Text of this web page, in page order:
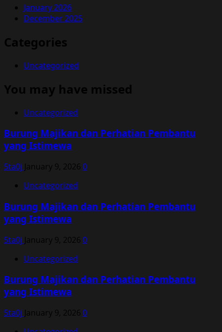
January 2026
December 2025
Categories
Uncategorized
You may have missed
Uncategorized
Burung Majikan dan Perhatian Pembantu
yang Istimewa
5ta0j January 9, 2026 0
Uncategorized
Burung Majikan dan Perhatian Pembantu
yang Istimewa
5ta0j January 9, 2026 0
Uncategorized
Burung Majikan dan Perhatian Pembantu
yang Istimewa
5ta0j January 9, 2026 0